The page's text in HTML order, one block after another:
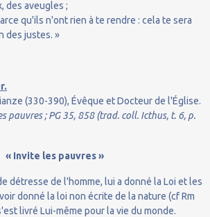
des aveugles ;
qu'ils n'ont rien à te rendre : cela te sera
des justes. »
(330-390), Évêque et Docteur de l'Église.
pauvres ; PG 35, 858 (trad. coll. Icthus, t. 6, p.
« Invite les pauvres »
détresse de l'homme, lui a donné la Loi et les
donné la loi non écrite de la nature (cf Rm
livré Lui-même pour la vie du monde.